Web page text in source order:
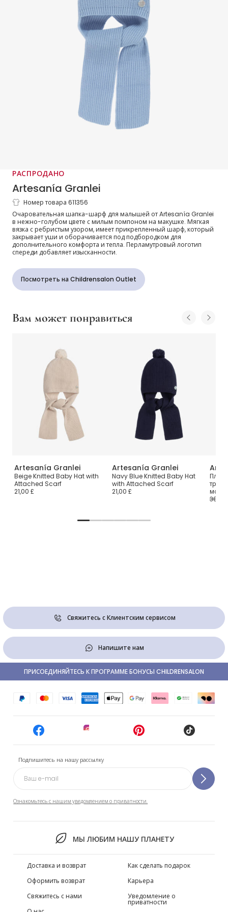
РАСПРОДАНО
Artesanía Granlei
Шапка-шарф голубая вязаная для
малышей
Номер товара 611356
Очаровательная шапка-шарф для малышей от Artesanía Granlei
в нежно-голубом цвете с милым помпоном на макушке. Мягкая
вязка с ребристым узором, имеет прикрепленный шарф, который
закрывает уши и оборачивается под подбородком для
дополнительного комфорта и тепла. Перламутровый логотип
спереди добавляет изысканности.
Посмотреть на Childrensalon Outlet
Вам может понравиться
Artesanía Granlei
Beige Knitted Baby Hat with
Attached Scarf
21,00 £
Artesanía Granlei
Navy Blue Knitted Baby Hat
with Attached Scarf
21,00 £
38,00
Свяжитесь с Клиентским сервисом
Напишите нам
Подпишитесь на нашу рассылку
Ознакомьтесь с нашим уведомлением о приватности.
МЫ ЛЮБИМ НАШУ ПЛАНЕТУ
ПРИСОЕДИНЯЙТЕСЬ К ПРОГРАММЕ БОНУСЫ CHILDRENSALON
Доставка и возврат
Оформить возврат
Свяжитесь с нами
Как сделать подарок
Карьера
Уведомление о
приватности